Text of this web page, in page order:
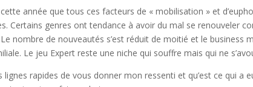
année que tous ces facteurs de « mobilisation » et
Certains genres ont tendance à avoir du mal se renouveler
nombre de nouveautés s’est réduit de moitié et le business
Le jeu Expert reste une niche qui souffre mais qui ne
lignes rapides de vous donner mon ressenti et qu’est ce qui a